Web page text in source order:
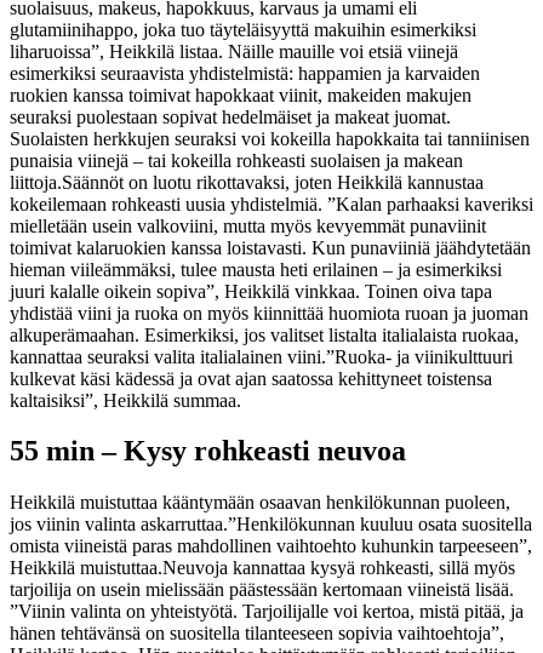
suolaisuus, makeus, hapokkuus, karvaus ja umami eli
glutamiinihappo, joka tuo täyteläisyyttä makuihin esimerkiksi
liharuoissa”, Heikkilä listaa. Näille mauille voi etsiä viinejä
esimerkiksi seuraavista yhdistelmistä: happamien ja karvaiden
ruokien kanssa toimivat hapokkaat viinit, makeiden makujen
seuraksi puolestaan sopivat hedelmäiset ja makeat juomat.
Suolaisten herkkujen seuraksi voi kokeilla hapokkaita tai tanniinisen
punaisia viinejä – tai kokeilla rohkeasti suolaisen ja makean
liittoja.Säännöt on luotu rikottavaksi, joten Heikkilä kannustaa
kokeilemaan rohkeasti uusia yhdistelmiä. ”Kalan parhaaksi kaveriksi
mielletään usein valkoviini, mutta myös kevyemmät punaviinit
toimivat kalaruokien kanssa loistavasti. Kun punaviiniä jäähdytetään
hieman viileämmäksi, tulee mausta heti erilainen – ja esimerkiksi
juuri kalalle oikein sopiva”, Heikkilä vinkkaa. Toinen oiva tapa
yhdistää viini ja ruoka on myös kiinnittää huomiota ruoan ja juoman
alkuperämaahan. Esimerkiksi, jos valitset listalta italialaista ruokaa,
kannattaa seuraksi valita italialainen viini.”Ruoka- ja viinikulttuuri
kulkevat käsi kädessä ja ovat ajan saatossa kehittyneet toistensa
kaltaisiksi”, Heikkilä summaa.
55 min – Kysy rohkeasti neuvoa
Heikkilä muistuttaa kääntymään osaavan henkilökunnan puoleen,
jos viinin valinta askarruttaa.”Henkilökunnan kuuluu osata suositella
omista viineistä paras mahdollinen vaihtoehto kuhunkin tarpeeseen”,
Heikkilä muistuttaa.Neuvoja kannattaa kysyä rohkeasti, sillä myös
tarjoilija on usein mielissään päästessään kertomaan viineistä lisää.
”Viinin valinta on yhteistyötä. Tarjoilijalle voi kertoa, mistä pitää, ja
hänen tehtävänsä on suositella tilanteeseen sopivia vaihtoehtoja”,